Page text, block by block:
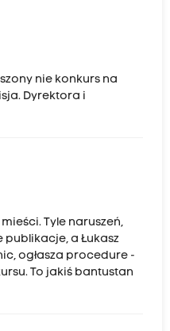
nie konkurs na
Dyrektora i
Tyle naruszeń,
a Łukasz
ogłasza procedure -
To jakiś bantustan